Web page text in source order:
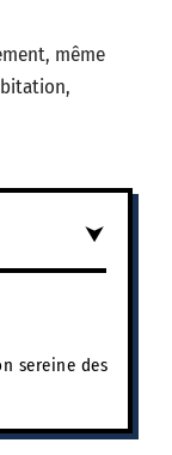
même
sereine des